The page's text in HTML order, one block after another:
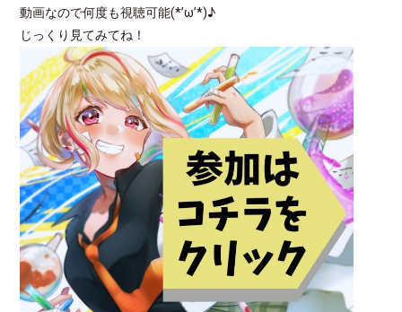
動画なので何度も視聴可能(*’ω’*)♪
じっくり見てみてね！